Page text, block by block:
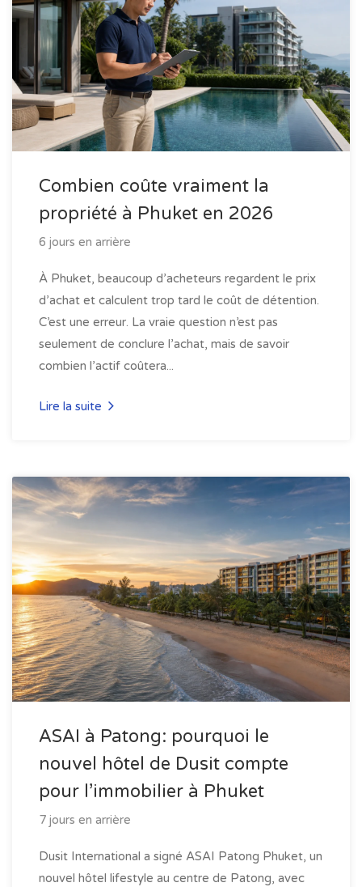
Combien coûte vraiment la
propriété à Phuket en 2026
6 jours en arrière
À Phuket, beaucoup d’acheteurs regardent le prix
d’achat et calculent trop tard le coût de détention.
C’est une erreur. La vraie question n’est pas
seulement de conclure l’achat, mais de savoir
combien l’actif coûtera...
Lire la suite
ASAI à Patong: pourquoi le
nouvel hôtel de Dusit compte
pour l’immobilier à Phuket
7 jours en arrière
Dusit International a signé ASAI Patong Phuket, un
nouvel hôtel lifestyle au centre de Patong, avec